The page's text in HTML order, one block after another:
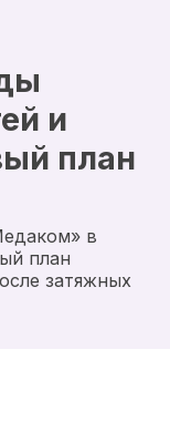
и
план
в
план
затяжных